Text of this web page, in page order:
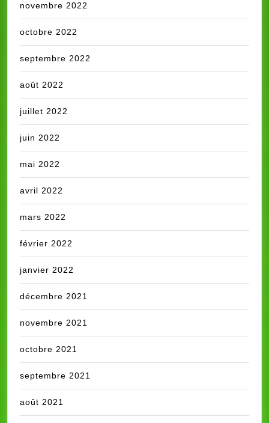
novembre 2022
octobre 2022
septembre 2022
août 2022
juillet 2022
juin 2022
mai 2022
avril 2022
mars 2022
février 2022
janvier 2022
décembre 2021
novembre 2021
octobre 2021
septembre 2021
août 2021